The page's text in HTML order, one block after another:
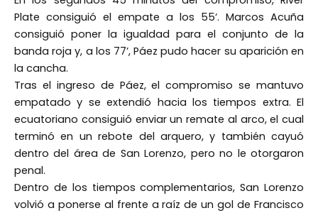
Plate consiguió el empate a los 55‘. Marcos Acuña
consiguió poner la igualdad para el conjunto de la
banda roja y, a los 77’, Páez pudo hacer su aparición en
la cancha.
Tras el ingreso de Páez, el compromiso se mantuvo
empatado y se extendió hacia los tiempos extra. El
ecuatoriano consiguió enviar un remate al arco, el cual
terminó en un rebote del arquero, y también cayuó
dentro del área de San Lorenzo, pero no le otorgaron
penal.
Dentro de los tiempos complementarios, San Lorenzo
volvió a ponerse al frente a raíz de un gol de Francisco